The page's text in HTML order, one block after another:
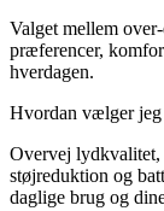
Valget mellem
præferencer,
hverdagen.
Hvordan vælger jeg
Overvej
støjreduktion og
daglige brug og